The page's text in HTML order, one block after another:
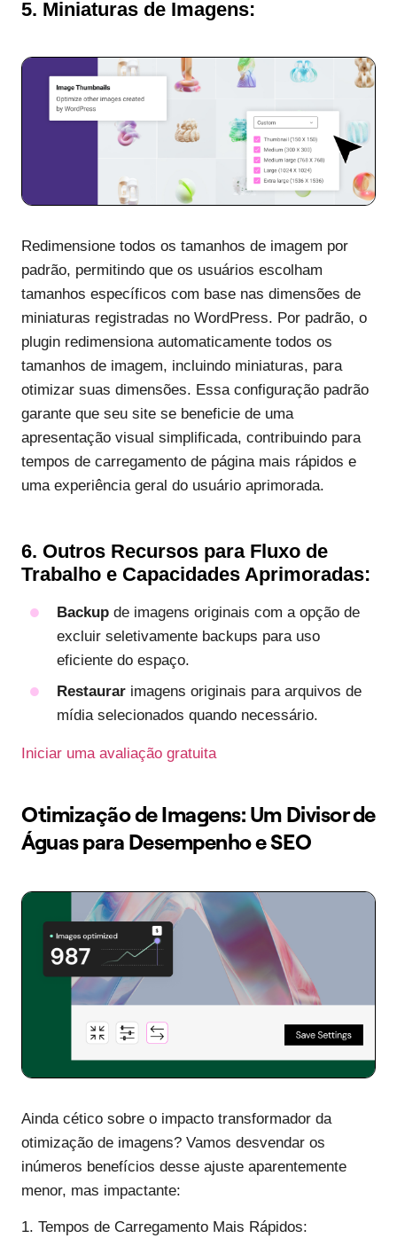
5. Miniaturas de Imagens:
Redimensione todos os tamanhos de imagem por
padrão, permitindo que os usuários escolham
tamanhos específicos com base nas dimensões de
miniaturas registradas no WordPress. Por padrão, o
plugin redimensiona automaticamente todos os
tamanhos de imagem, incluindo miniaturas, para
otimizar suas dimensões. Essa configuração padrão
garante que seu site se beneficie de uma
apresentação visual simplificada, contribuindo para
tempos de carregamento de página mais rápidos e
uma experiência geral do usuário aprimorada.
6. Outros Recursos para Fluxo de
Trabalho e Capacidades Aprimoradas:
Backup de imagens originais com a opção de
excluir seletivamente backups para uso
eficiente do espaço.
Restaurar imagens originais para arquivos de
mídia selecionados quando necessário.
Iniciar uma avaliação gratuita
Otimização de Imagens: Um Divisor de
Águas para Desempenho e SEO
Ainda cético sobre o impacto transformador da
otimização de imagens? Vamos desvendar os
inúmeros benefícios desse ajuste aparentemente
menor, mas impactante:
1. Tempos de Carregamento Mais Rápidos: